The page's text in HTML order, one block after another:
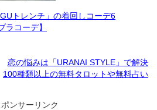
トレンチ」の着回しコーデ6
ラコーデ】
恋の悩みは「URANAI STYLE」で解決
100種類以上の無料タロットや無料占い
ポンサーリンク